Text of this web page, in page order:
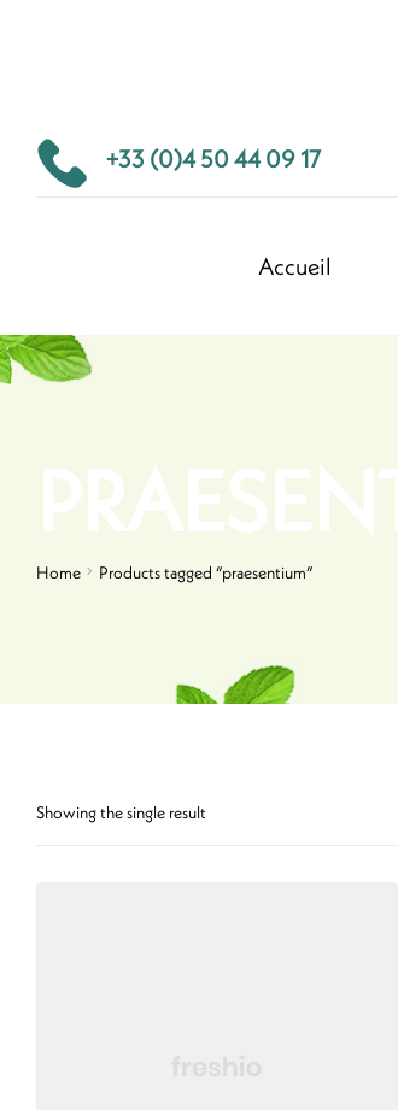
Accueil
+33 (0)4 50 44 09 17
Home Products tagged “praesentium”
Showing the single result